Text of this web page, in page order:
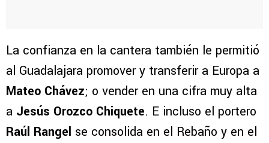
La confianza en la cantera también le permitió
al Guadalajara promover y transferir a Europa a
Mateo Chávez; o vender en una cifra muy alta
a Jesús Orozco Chiquete. E incluso el portero
Raúl Rangel se consolida en el Rebaño y en el